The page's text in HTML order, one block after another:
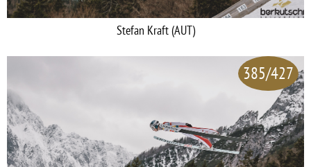
Stefan Kraft (AUT)
385/427